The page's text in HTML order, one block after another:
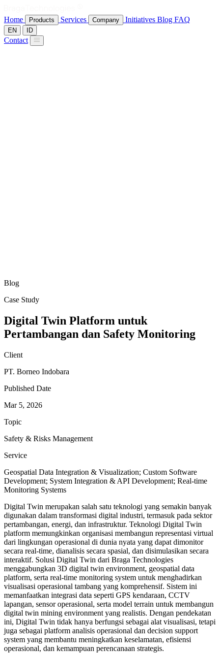
Home Products Services Company Initiatives Blog FAQ
EN ID
Contact
Blog
Case Study
Digital Twin Platform untuk
Pertambangan dan Safety Monitoring
Client
PT. Borneo Indobara
Published Date
Mar 5, 2026
Topic
Safety & Risks Management
Service
Geospatial Data Integration & Visualization; Custom Software
Development; System Integration & API Development; Real-time
Monitoring Systems
Digital Twin merupakan salah satu teknologi yang semakin banyak
digunakan dalam transformasi digital industri, termasuk pada sektor
pertambangan, energi, dan infrastruktur. Teknologi Digital Twin
platform memungkinkan organisasi membangun representasi virtual
dari lingkungan operasional di dunia nyata yang dapat dimonitor
secara real-time, dianalisis secara spasial, dan disimulasikan secara
interaktif. Solusi Digital Twin dari Braga Technologies
menggabungkan 3D digital twin environment, geospatial data
platform, serta real-time monitoring system untuk menghadirkan
visualisasi operasional tambang yang komprehensif. Sistem ini
memanfaatkan integrasi data seperti GPS kendaraan, CCTV
lapangan, sensor operasional, serta model terrain untuk membangun
digital twin mining environment yang realistis. Dengan pendekatan
ini, Digital Twin tidak hanya berfungsi sebagai alat visualisasi, tetapi
juga sebagai platform analisis operasional dan decision support
system yang membantu meningkatkan keselamatan, efisiensi
operasional, dan kemampuan perencanaan strategis.